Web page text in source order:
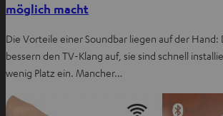
möglich macht
Die Vorteile einer Soundbar liegen auf der Hand:
bessern den TV-Klang auf, sie sind schnell
wenig Platz ein. Mancher…